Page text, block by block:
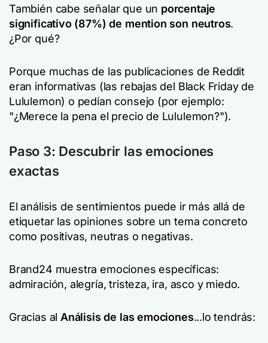
También cabe señalar que un porcentaje
significativo (87%) de mention son neutros.
¿Por qué?
Porque muchas de las publicaciones de Reddit
eran informativas (las rebajas del Black Friday de
Lululemon) o pedían consejo (por ejemplo:
"¿Merece la pena el precio de Lululemon?").
Paso 3: Descubrir las emociones
exactas
El análisis de sentimientos puede ir más allá de
etiquetar las opiniones sobre un tema concreto
como positivas, neutras o negativas.
Brand24 muestra emociones específicas:
admiración, alegría, tristeza, ira, asco y miedo.
Gracias al Análisis de las emociones...lo tendrás: